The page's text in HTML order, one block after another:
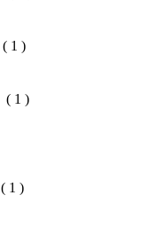
( 1 )
( 1 )
( 1 )